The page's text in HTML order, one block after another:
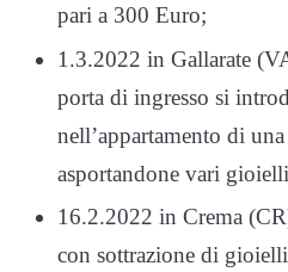
pari a 300 Euro;
1.3.2022 in Gallarate
porta di ingresso si
nell’appartamento di
asportandone vari
16.2.2022 in Crema
con sottrazione di